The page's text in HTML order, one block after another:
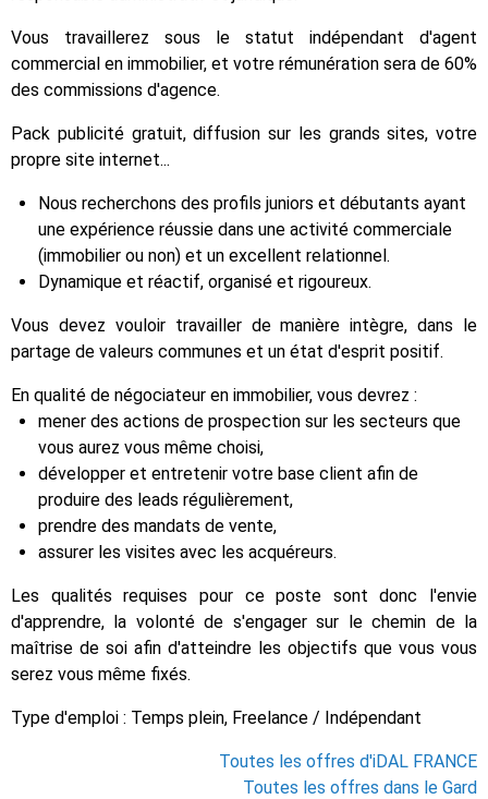
Vous travaillerez sous le statut indépendant d'agent
commercial en immobilier, et votre rémunération sera de 60%
des commissions d'agence.
Pack publicité gratuit, diffusion sur les grands sites, votre
propre site internet...
Nous recherchons des profils juniors et débutants ayant
une expérience réussie dans une activité commerciale
(immobilier ou non) et un excellent relationnel.
Dynamique et réactif, organisé et rigoureux.
Vous devez vouloir travailler de manière intègre, dans le
partage de valeurs communes et un état d'esprit positif.
En qualité de négociateur en immobilier, vous devrez :
mener des actions de prospection sur les secteurs que
vous aurez vous même choisi,
développer et entretenir votre base client afin de
produire des leads régulièrement,
prendre des mandats de vente,
assurer les visites avec les acquéreurs.
Les qualités requises pour ce poste sont donc l'envie
d'apprendre, la volonté de s'engager sur le chemin de la
maîtrise de soi afin d'atteindre les objectifs que vous vous
serez vous même fixés.
Type d'emploi : Temps plein, Freelance / Indépendant
Toutes les offres d'iDAL FRANCE
Toutes les offres dans le Gard